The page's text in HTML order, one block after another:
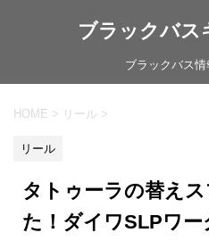
ブラックバス
ブラックバス情
HOME > リール >
リール
タトゥーラの替え
た！ダイワSLPワ